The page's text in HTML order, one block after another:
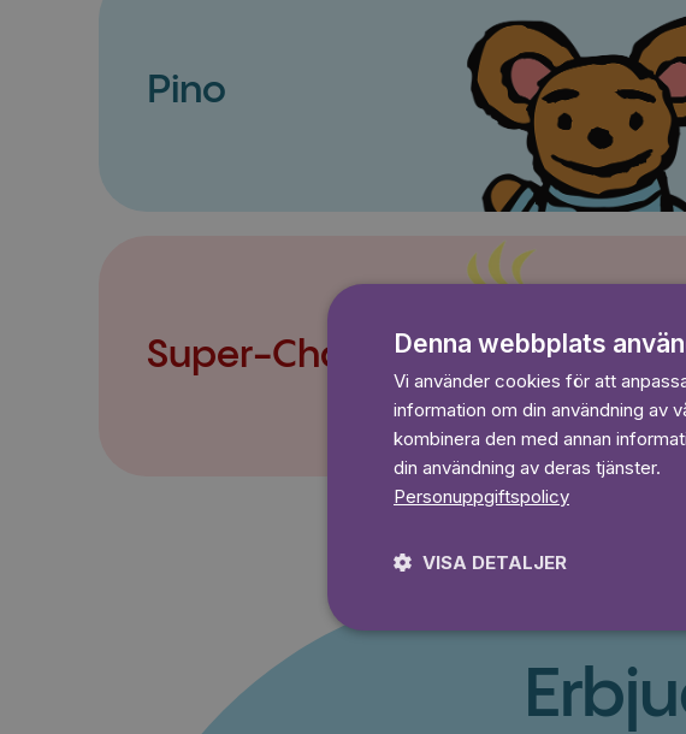
Pino
Super-CharlieDenna webbplats
Vi använder cookies för att
information om din användning av
kombinera den med annan
din användning av deras tjänster.
Personuppgiftspolicy
VISA DETALJER